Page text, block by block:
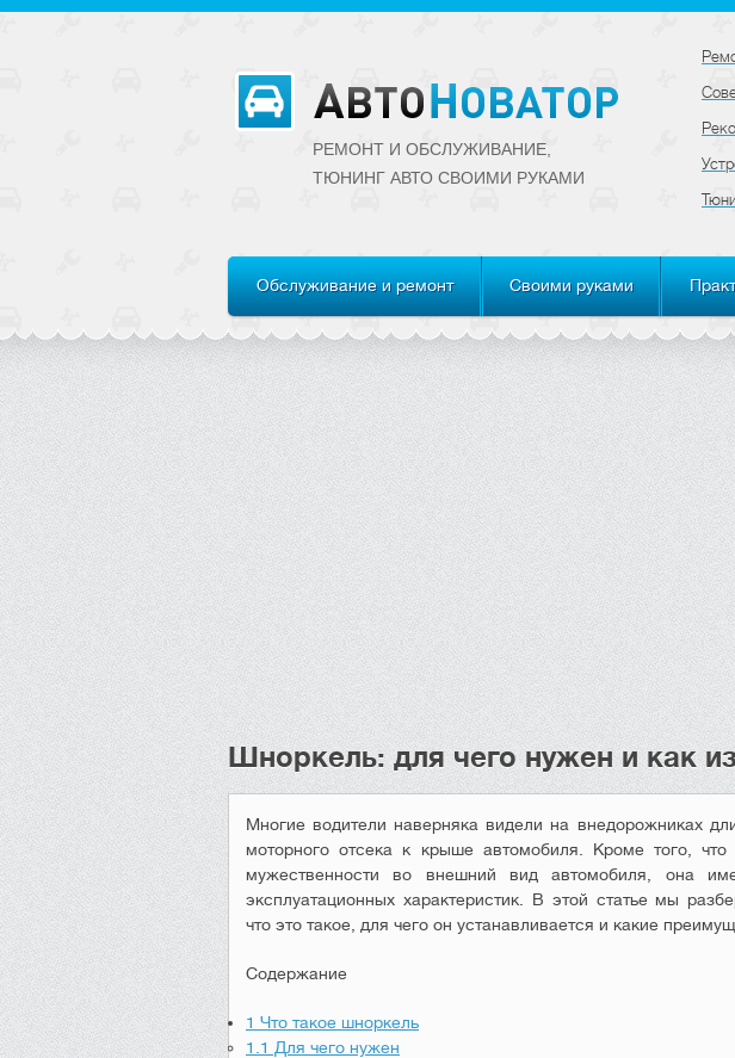
РЕМОНТ И ОБСЛУЖИВАНИЕ,
ТЮНИНГ АВТО CВОИМИ РУКАМИ
Обслуживание и ремонт Своими руками
Шноркель: для чего нужен и как
Многие водители наверняка видели на внедорожниках
моторного отсека к крыше автомобиля. Кроме того, что
мужественности во внешний вид автомобиля, она
эксплуатационных характеристик. В этой статье мы
что это такое, для чего он устанавливается и какие
Содержание
1 Что такое шноркель
1.1 Для чего нужен